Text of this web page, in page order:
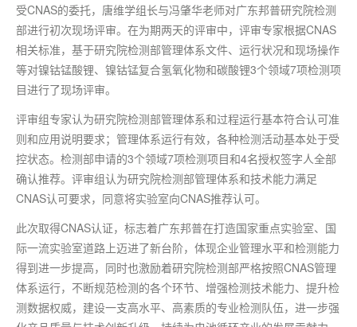
受CNAS的委托，唐维学组长与冯肇华老师对广东邦普研究院检测
部进行初次现场评审。在为期两天的评审中，评审专家根据CNAS
相关标准，基于研究院检测部管理体系文件、运行状况和现场操作
等对镍钴锰酸锂、镍钴锰复合氢氧化物和碳酸锂3个领域7项检测项
目进行了现场评审。
评审组专家认为研究院检测部管理体系和过程运行基本符合认可准
则和应用说明要求；管理体系运行有效，各种检测活动基本处于受
控状态。检测部申请的3个领域7项检测项目和4名授权签字人全部
确认推荐。评审组认为研究院检测部管理体系和技术能力满足
CNAS认可要求，同意将实验室向CNAS推荐认可。
此次取得CNAS认证，标志着广东邦普在打造国家重点实验室、国
际一流实验室道路上迈进了新台阶，体现企业管理水平和检测能力
得到进一步提高，同时也激励着研究院检测部严格按照CNAS管理
体系运行，不断规范检测的各个环节、增强检测技术能力、提升检
测数据权威，建设一支高水平、高素质的专业检测队伍，进一步强